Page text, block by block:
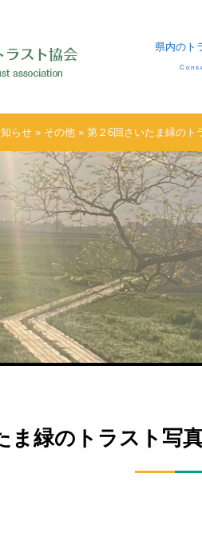
県内のト
らせ » その他 » 第２6回さいたま緑の
ま緑のトラスト写